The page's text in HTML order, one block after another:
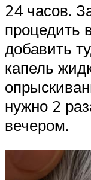
24 часов.
процедить
добавить
капель
нужно 2
вечером.